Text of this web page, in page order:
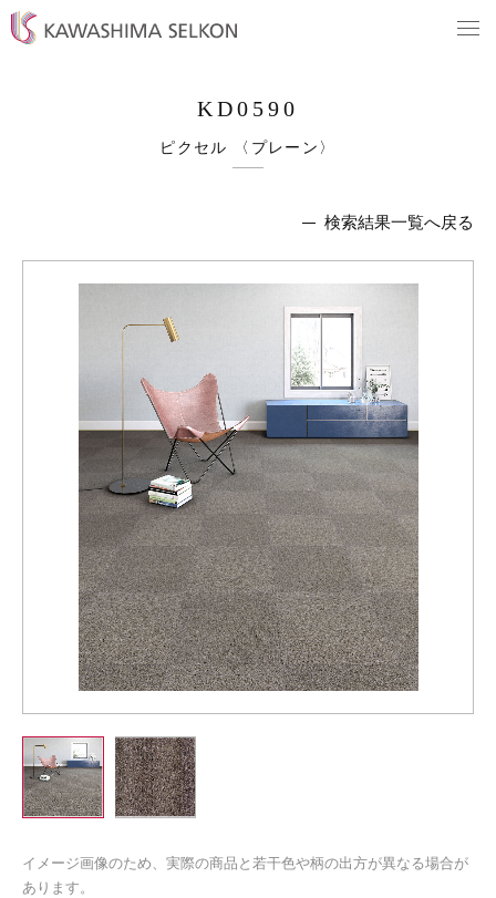
KD0590
ピクセル 〈プレーン〉
検索結果一覧へ戻る
イメージ画像のため、実際の商品と若干色や柄の出方が異なる場合が
あります。